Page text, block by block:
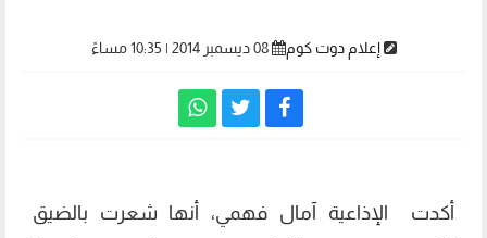
إعلام دوت كوم 08 ديسمبر 2014 | 10:35 مساءً
أكدت الإذاعية آمال فهمي، أنها شعرت بالضيق